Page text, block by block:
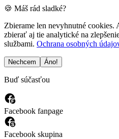
🍪 Máš rád sladké?
Zbierame len nevyhnutné cookies.
zbierať aj tie analytické na
službami. Ochrana osobných
Nechcem Áno!
Buď súčasťou
Facebook fanpage
Facebook skupina